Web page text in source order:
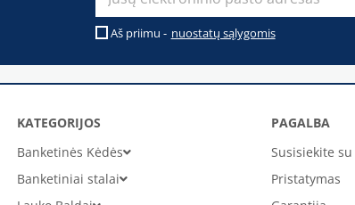
Aš priimu - nuostatų sąlygomis
KATEGORIJOS
Banketinės Kėdės
Banketiniai stalai
PAGALBA
Susisiekite
Pristatymas